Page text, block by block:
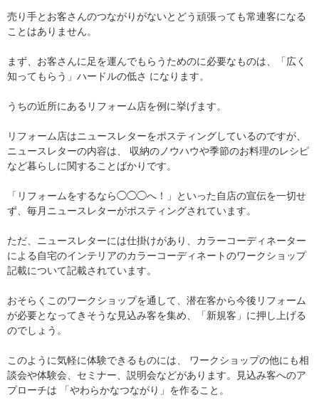
売り手とお客さんのつながりがないとどう頑張っても常連客になる
ことはありません。
まず、お客さんに足を運んでもらうためのに必要なものは、「広く
知ってもらう」ハードルの低さ になります。
うちの近所にあるリフォーム店を例に挙げます。
リフォーム店はニュースレターをポスティングしているのですが、
ニュースレターの内容は、 収納のノウハウや季節のお料理のレシピ
など暮らしに関することばかりです。
「リフォームをするなら◯◯◯へ！」といった自店の宣伝を一切せ
ず、毎月ニュースレターがポスティングされています。
ただ、ニュースレターには仕掛けがあり、カラーコーディネーター
による自宅のインテリアのカラーコーディネートのワークショップ
記載について記載されています。
おそらくこのワークショップを通して、潜在客から今後リフォーム
が必要となってきそうな見込み客を集め、「新規客」に押し上げる
のでしょう。
このように気軽に体験できるものには、 ワークショップの他にも相
談会や体験会、セミナー、説明会などがあります。見込み客へのア
プローチは 「やわらかなつながり」を作ること。